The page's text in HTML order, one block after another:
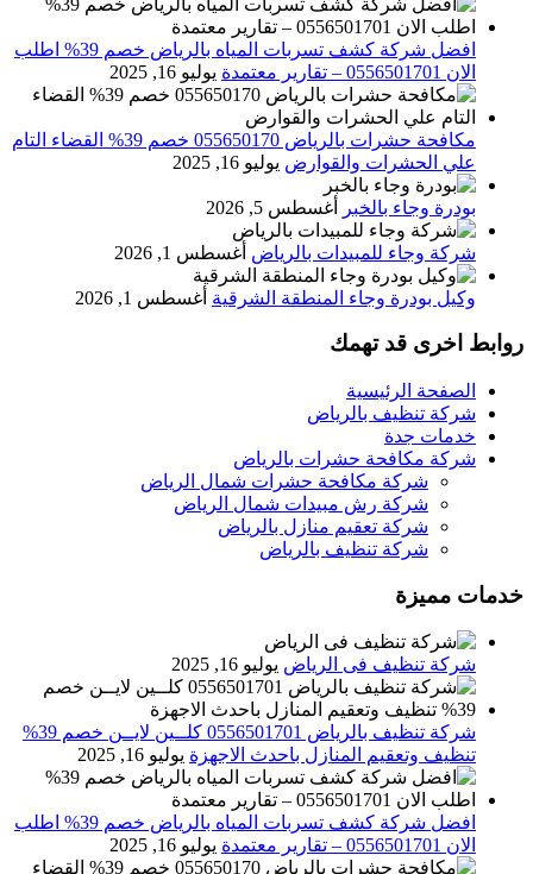
افضل شركة كشف تسربات المياه بالرياض خصم 39% اطلب
الان 0556501701‬‏ – تقارير معتمدة
يوليو 16, 2025
مكافحة حشرات بالرياض 055650170 خصم 39% القضاء التام
علي الحشرات والقوارض يوليو 16, 2025
بودرة وجاء بالخبر أغسطس 5, 2026
شركة وجاء للمبيدات بالرياض أغسطس 1, 2026
وكيل بودرة وجاء المنطقة الشرقية أغسطس 1, 2026
روابط اخرى قد تهمك
الصفحة الرئيسية
شركة تنظيف بالرياض
خدمات جدة
شركة مكافحة حشرات بالرياض
شركة مكافحة حشرات شمال الرياض
شركة رش مبيدات شمال الرياض
شركة تعقيم منازل بالرياض
شركة تنظيف بالرياض
خدمات مميزة
شركة تنظيف فى الرياض يوليو 16, 2025
شركة تنظيف بالرياض 0556501701 كلــين لايــن خصم 39%
تنظيف وتعقيم المنازل باحدث الاجهزة يوليو 16, 2025
افضل شركة كشف تسربات المياه بالرياض خصم 39% اطلب
الان 0556501701‬‏ – تقارير معتمدة
يوليو 16, 2025